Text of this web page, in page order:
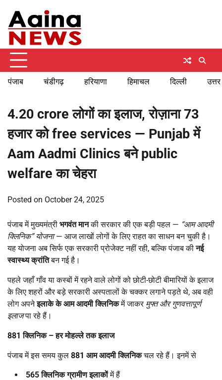
content
पंजाब चंडीगढ़ हरियाणा हिमाचल दिल्ली
4.20 crore लोगों का इलाज, रोज़ाना 73
हजार को free services — Punjab में
Aam Aadmi Clinics बने public
welfare का चेहरा
Posted on October 24, 2025
पंजाब में मुख्यमंत्री भगवंत मानकी सरकार की एक बड़ी पहल — “आम आदमी
क्लिनिक” योजना— आज लाखों लोगों के लिए राहत का साधन बन चुकी है।
यह योजना अब सिर्फ एक सरकारी प्रोजेक्ट नहीं रही, बल्कि पंजाब कीनई
स्वास्थ्य क्रांतिबन गई है।
पहले जहाँ गाँव या कस्बों में रहने वाले लोगों को छोटी-छोटी बीमारियों के इलाज
के लिए शहरों और बड़े सरकारी अस्पतालों के चक्कर लगाने पड़ते थे, अब वही
लोग अपनेइलाके के आम आदमी क्लिनिकमें जाकर मुफ्त और गुणवत्तापूर्ण
इलाजपा रहे हैं।
881क्लिनिक –हर मोहल्ले तक इलाज
पंजाब में इस समय कुल 881 आम आदमी क्लिनिकचल रहे हैं। इनमें से
565क्लिनिक ग्रामीण इलाकोंमें हैं